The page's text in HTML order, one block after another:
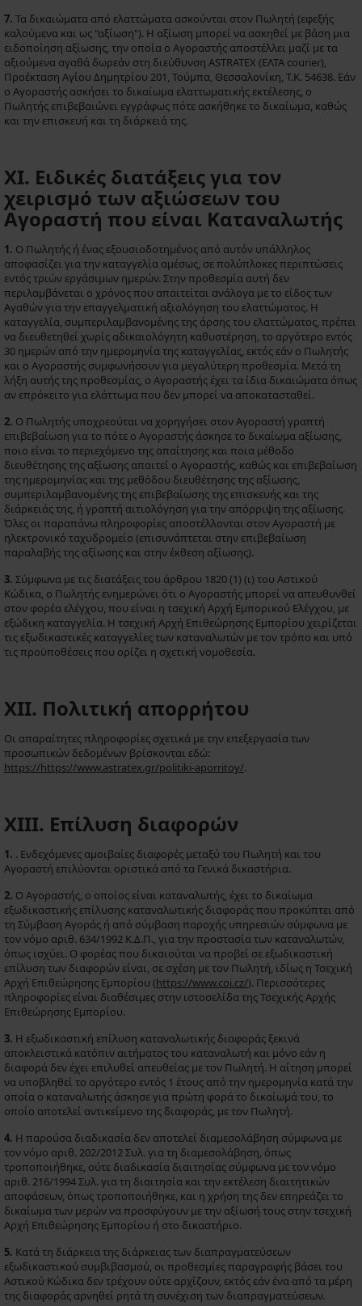
7. Τα δικαιώματα από ελαττώματα ασκούνται στον Πωλητή (εφεξής
καλούμενα και ως "αξίωση"). Η αξίωση μπορεί να ασκηθεί με βάση μια
ειδοποίηση αξίωσης, την οποία ο Αγοραστής αποστέλλει μαζί με τα
αξιούμενα αγαθά δωρεάν στη διεύθυνση ASTRATEX (ΕΛΤΑ courier),
Προέκταση Αγίου Δημητρίου 201, Τούμπα, Θεσσαλονίκη, Τ.Κ. 54638. Εάν
ο Αγοραστής ασκήσει το δικαίωμα ελαττωματικής εκτέλεσης, ο
Πωλητής επιβεβαιώνει εγγράφως πότε ασκήθηκε το δικαίωμα, καθώς
και την επισκευή και τη διάρκειά της.
XI. Ειδικές διατάξεις για τον
χειρισμό των αξιώσεων του
Αγοραστή που είναι Καταναλωτής
1. Ο Πωλητής ή ένας εξουσιοδοτημένος από αυτόν υπάλληλος
αποφασίζει για την καταγγελία αμέσως, σε πολύπλοκες περιπτώσεις
εντός τριών εργάσιμων ημερών. Στην προθεσμία αυτή δεν
περιλαμβάνεται ο χρόνος που απαιτείται ανάλογα με το είδος των
Αγαθών για την επαγγελματική αξιολόγηση του ελαττώματος. Η
καταγγελία, συμπεριλαμβανομένης της άρσης του ελαττώματος, πρέπει
να διευθετηθεί χωρίς αδικαιολόγητη καθυστέρηση, το αργότερο εντός
30 ημερών από την ημερομηνία της καταγγελίας, εκτός εάν ο Πωλητής
και ο Αγοραστής συμφωνήσουν για μεγαλύτερη προθεσμία. Μετά τη
λήξη αυτής της προθεσμίας, ο Αγοραστής έχει τα ίδια δικαιώματα όπως
αν επρόκειτο για ελάττωμα που δεν μπορεί να αποκατασταθεί.
2. Ο Πωλητής υποχρεούται να χορηγήσει στον Αγοραστή γραπτή
επιβεβαίωση για το πότε ο Αγοραστής άσκησε το δικαίωμα αξίωσης,
ποιο είναι το περιεχόμενο της απαίτησης και ποια μέθοδο
διευθέτησης της αξίωσης απαιτεί ο Αγοραστής, καθώς και επιβεβαίωση
της ημερομηνίας και της μεθόδου διευθέτησης της αξίωσης,
συμπεριλαμβανομένης της επιβεβαίωσης της επισκευής και της
διάρκειάς της, ή γραπτή αιτιολόγηση για την απόρριψη της αξίωσης.
Όλες οι παραπάνω πληροφορίες αποστέλλονται στον Αγοραστή με
ηλεκτρονικό ταχυδρομείο (επισυνάπτεται στην επιβεβαίωση
παραλαβής της αξίωσης και στην έκθεση αξίωσης).
3. Σύμφωνα με τις διατάξεις του άρθρου 1820 (1) (ι) του Αστικού
Κώδικα, ο Πωλητής ενημερώνει ότι ο Αγοραστής μπορεί να απευθυνθεί
στον φορέα ελέγχου, που είναι η τσεχική Αρχή Εμπορικού Ελέγχου, με
εξώδικη καταγγελία. Η τσεχική Αρχή Επιθεώρησης Εμπορίου χειρίζεται
τις εξωδικαστικές καταγγελίες των καταναλωτών με τον τρόπο και υπό
τις προϋποθέσεις που ορίζει η σχετική νομοθεσία.
XII. Πολιτική απορρήτου
Οι απαραίτητες πληροφορίες σχετικά με την επεξεργασία των
προσωπικών δεδομένων βρίσκονται εδώ:
https://https://www.astratex.gr/politiki-aporritoy/.
XIII. Επίλυση διαφορών
1. . Ενδεχόμενες αμοιβαίες διαφορές μεταξύ του Πωλητή και του
Αγοραστή επιλύονται οριστικά από τα Γενικά δικαστήρια.
2. Ο Αγοραστής, ο οποίος είναι καταναλωτής, έχει το δικαίωμα
εξωδικαστικής επίλυσης καταναλωτικής διαφοράς που προκύπτει από
τη Σύμβαση Αγοράς ή από σύμβαση παροχής υπηρεσιών σύμφωνα με
τον νόμο αριθ. 634/1992 Κ.Δ.Π., για την προστασία των καταναλωτών,
όπως ισχύει. Ο φορέας που δικαιούται να προβεί σε εξωδικαστική
επίλυση των διαφορών είναι, σε σχέση με τον Πωλητή, ιδίως η Τσεχική
Αρχή Επιθεώρησης Εμπορίου (https://www.coi.cz/). Περισσότερες
πληροφορίες είναι διαθέσιμες στην ιστοσελίδα της Τσεχικής Αρχής
Επιθεώρησης Εμπορίου.
3. Η εξωδικαστική επίλυση καταναλωτικής διαφοράς ξεκινά
αποκλειστικά κατόπιν αιτήματος του καταναλωτή και μόνο εάν η
διαφορά δεν έχει επιλυθεί απευθείας με τον Πωλητή. Η αίτηση μπορεί
να υποβληθεί το αργότερο εντός 1 έτους από την ημερομηνία κατά την
οποία ο καταναλωτής άσκησε για πρώτη φορά το δικαίωμά του, το
οποίο αποτελεί αντικείμενο της διαφοράς, με τον Πωλητή.
4. Η παρούσα διαδικασία δεν αποτελεί διαμεσολάβηση σύμφωνα με
τον νόμο αριθ. 202/2012 Συλ. για τη διαμεσολάβηση, όπως
τροποποιήθηκε, ούτε διαδικασία διαιτησίας σύμφωνα με τον νόμο
αριθ. 216/1994 Συλ. για τη διαιτησία και την εκτέλεση διαιτητικών
αποφάσεων, όπως τροποποιήθηκε, και η χρήση της δεν επηρεάζει το
δικαίωμα των μερών να προσφύγουν με την αξίωσή τους στην τσεχική
Αρχή Επιθεώρησης Εμπορίου ή στο δικαστήριο.
5. Κατά τη διάρκεια της διάρκειας των διαπραγματεύσεων
εξωδικαστικού συμβιβασμού, οι προθεσμίες παραγραφής βάσει του
Αστικού Κώδικα δεν τρέχουν ούτε αρχίζουν, εκτός εάν ένα από τα μέρη
της διαφοράς αρνηθεί ρητά τη συνέχιση των διαπραγματεύσεων.